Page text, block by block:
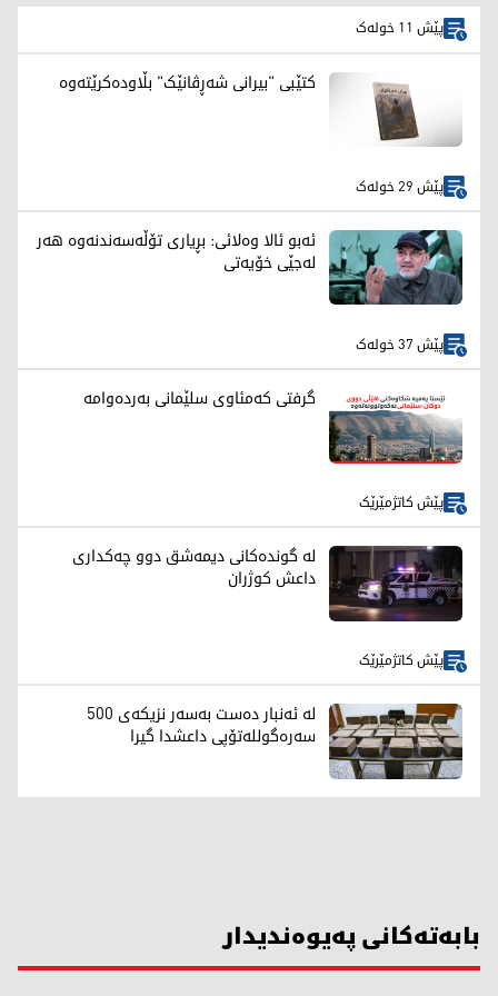
پێش 11 خولەک
کتێبی "بیرانی شەڕڤانێک" بڵاودەکرێتەوە
پێش 29 خولەک
ئەبو ئالا وەلائی: بڕیاری تۆڵەسەندنەوە هەر
لەجێی خۆیەتی
پێش 37 خولەک
گرفتی کەمئاوی سلێمانی بەردەوامە
پێش کاتژمێرێک
لە گوندەکانی دیمەشق دوو چەکداری
داعش کوژران
پێش کاتژمێرێک
لە ئەنبار دەست بەسەر نزیکەی 500
سەرەگوللەتۆپی داعشدا گیرا
بابەتەکانی پەیوەندیدار